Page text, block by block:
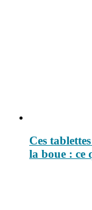
Ces
la boue : ce